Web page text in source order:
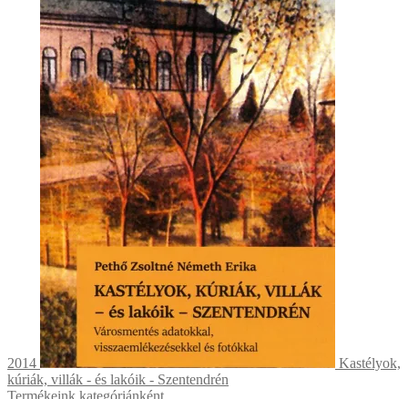
2014
Kastélyok,
kúriák, villák - és lakóik - Szentendrén
Termékeink kategóriánként